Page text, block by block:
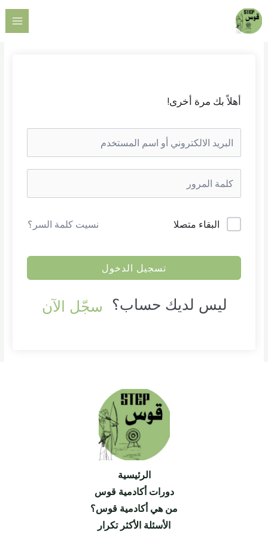
تخطي
إلى
المحتوى
أهلاً بك مرة أخرى!
البقاء متصلا نسيت كلمة السر؟
تسجيل الدخول
ليس لديك حساب؟ سجّل الآن
الرئيسية
دورات أكادمية قوس
من هي أكادمية قوس؟
الأسئلة الأكثر تكرار